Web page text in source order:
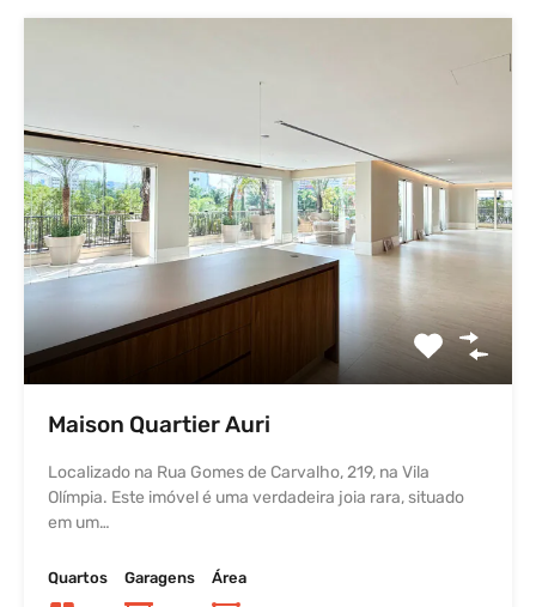
Maison Quartier Auri
Localizado na Rua Gomes de Carvalho, 219, na Vila
Olímpia. Este imóvel é uma verdadeira joia rara, situado
em um…
Quartos Garagens Área